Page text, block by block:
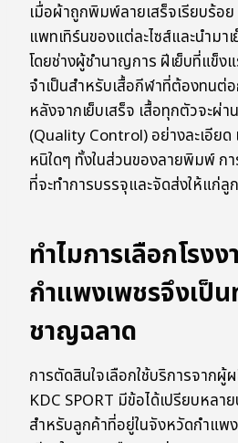
เมื่อผ้าถูกพิมพ์ลายเสร็จเรียบร้อ
แพทเทิร์นของแต่ละไซส์และนำมา
โดยช่างผู้ชำนาญการ ฝีเย็บที่แข็ง
จำเป็นสำหรับเสื้อกีฬาที่ต้องทนต่
หลังจากเย็บเสร็จ เสื้อทุกตัวจะ
(Quality Control) อย่างละเอียด
หนิใดๆ ทั้งในส่วนของลายพิมพ์ ก
ที่จะทำการบรรจุและจัดส่งให้แก่ลู
ทำไมการเลือกโรง
กำแพงเพชรจึงเป็
ชาญฉลาด
การตัดสินใจเลือกใช้บริการจากผู้
KDC SPORT มีข้อได้เปรียบหลาย
สำหรับลูกค้าที่อยู่ในจังหวัดกำแพ